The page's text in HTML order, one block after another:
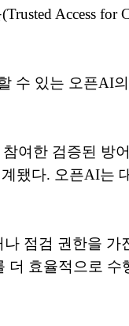
Access
수 있는 오픈AI
여한 검증된 방
됐다. 오픈AI는
점검 권한을
더 효율적으로